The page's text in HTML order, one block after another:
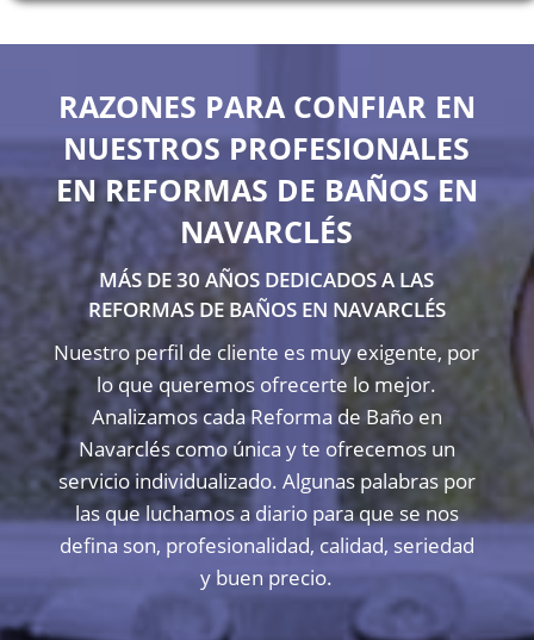
RAZONES PARA CONFIAR EN
NUESTROS PROFESIONALES
EN REFORMAS DE BAÑOS EN
NAVARCLÉS
MÁS DE 30 AÑOS DEDICADOS A LAS
REFORMAS DE BAÑOS EN NAVARCLÉS
Nuestro perfil de cliente es muy exigente, por
lo que queremos ofrecerte lo mejor.
Analizamos cada Reforma de Baño en
Navarclés como única y te ofrecemos un
servicio individualizado. Algunas palabras por
las que luchamos a diario para que se nos
defina son, profesionalidad, calidad, seriedad
y buen precio.